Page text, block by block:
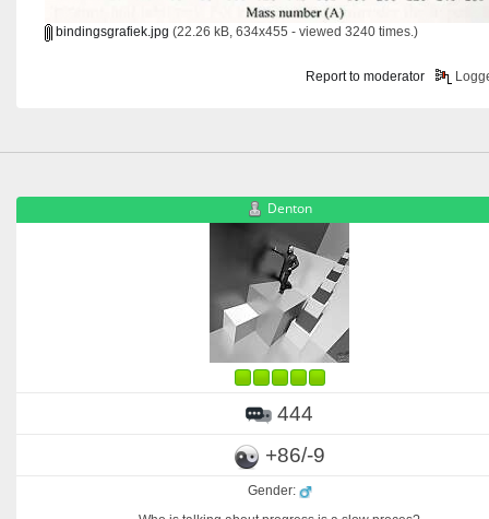
bindingsgrafiek.jpg (22.26 kB, 634x455 - viewed 3240 times.)
Report to moderator
Denton
444
+86/-9
Gender: